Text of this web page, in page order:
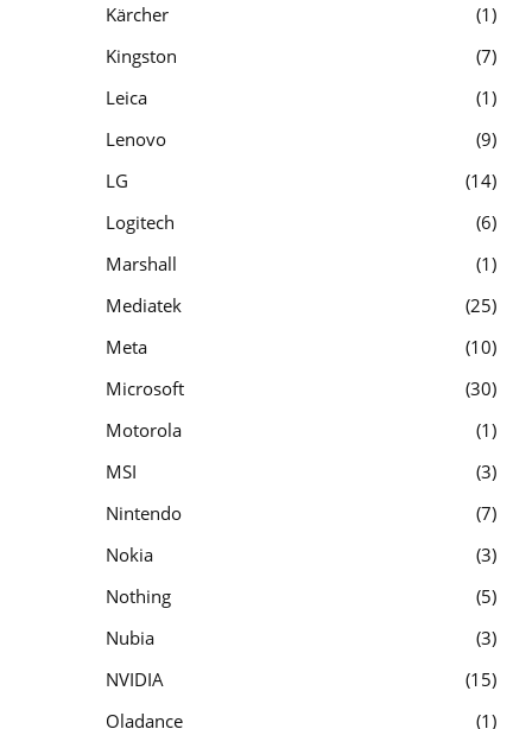
Kärcher
1
Kingston
7
Leica
1
Lenovo
9
LG
14
Logitech
6
Marshall
1
Mediatek
25
Meta
10
Microsoft
30
Motorola
1
MSI
3
Nintendo
7
Nokia
3
Nothing
5
Nubia
3
NVIDIA
15
Oladance
1